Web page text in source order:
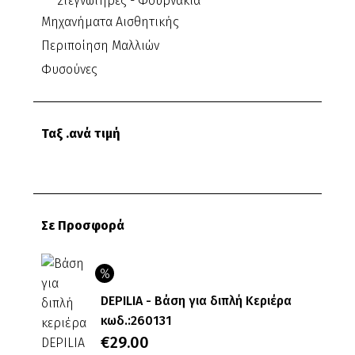
Μηχανήματα Αισθητικής
Περιποίηση Μαλλιών
Φυσούνες
Ταξ .ανά τιμή
Σε Προσφορά
DEPILIA - Βάση για διπλή Κεριέρα
κωδ.:260131
Original
€29.00